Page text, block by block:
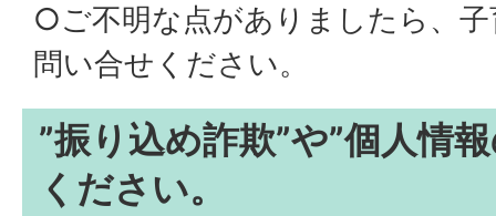
○ご不明な点がありましたら、
問い合せください。
”振り込め詐欺”や”個人情
ください。